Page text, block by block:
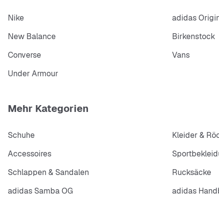
Nike
adidas
New Balance
Birkenstock
Converse
Vans
Under Armour
Mehr Kategorien
Schuhe
Kleider &
Accessoires
Schlappen & Sandalen
Rucksäcke
adidas Samba OG
adidas